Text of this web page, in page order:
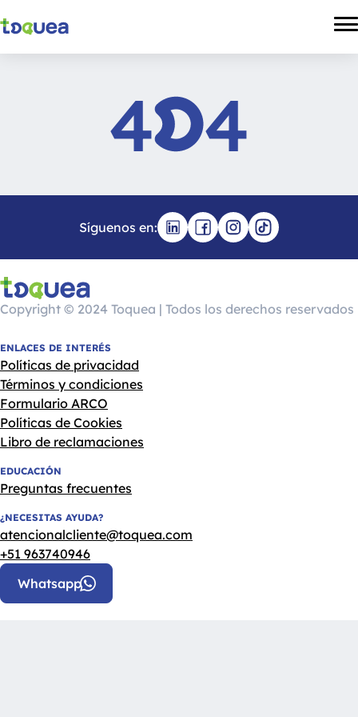
4 4
Síguenos en:
Copyright © 2024 Toquea | Todos los derechos reservados
ENLACES DE INTERÉS
Políticas de privacidad
Términos y condiciones
Formulario ARCO
Políticas de Cookies
Libro de reclamaciones
EDUCACIÓN
Preguntas frecuentes
¿NECESITAS AYUDA?
atencionalcliente@toquea.com
+51 963740946
Whatsapp